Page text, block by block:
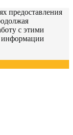
предоставления
с этими
информации